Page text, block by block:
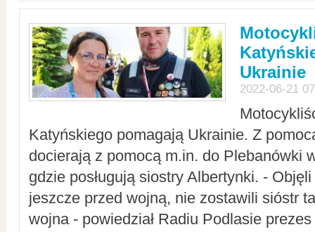
Ukrainie
2022-06-21
Katyńskiego pomagają Ukrainie. Z
docierają z pomocą m.in. do Plebanówki
gdzie posługują siostry Albertynki. -
jeszcze przed wojną, nie zostawili sióstr
wojna - powiedział Radiu Podlasie